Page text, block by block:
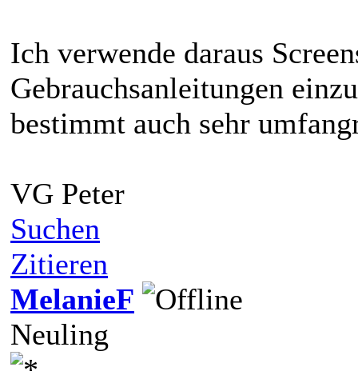
Ich verwende daraus
Gebrauchsanleitungen
bestimmt auch sehr
VG Peter
Suchen
Zitieren
MelanieF
Neuling